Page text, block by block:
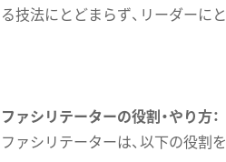
る技法にとどまらず、リーダーに
ファシリテーターの役割・やり方：
ファシリテーターは、以下の役割